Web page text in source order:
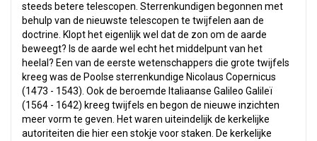
steeds betere telescopen. Sterrenkundigen begonnen met
behulp van de nieuwste telescopen te twijfelen aan de
doctrine. Klopt het eigenlijk wel dat de zon om de aarde
beweegt? Is de aarde wel echt het middelpunt van het
heelal? Een van de eerste wetenschappers die grote twijfels
kreeg was de Poolse sterrenkundige Nicolaus Copernicus
(1473 - 1543). Ook de beroemde Italiaanse Galileo Galileï
(1564 - 1642) kreeg twijfels en begon de nieuwe inzichten
meer vorm te geven. Het waren uiteindelijk de kerkelijke
autoriteiten die hier een stokje voor staken. De kerkelijke